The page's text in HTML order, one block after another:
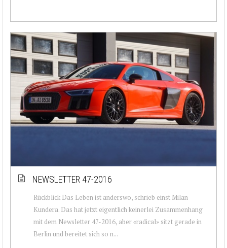
NEWSLETTER 47-2016
Rückblick Das Leben ist anderswo, schrieb einst Milan
Kundera. Das hat jetzt eigentlich keinerlei Zusammenhang
mit dem Newsletter 47-2016, aber «radical» sitzt gerade in
Berlin und bereitet sich so n...